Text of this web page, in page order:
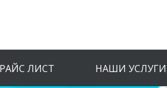
ЛИСТ НАШИ УСЛУГИ